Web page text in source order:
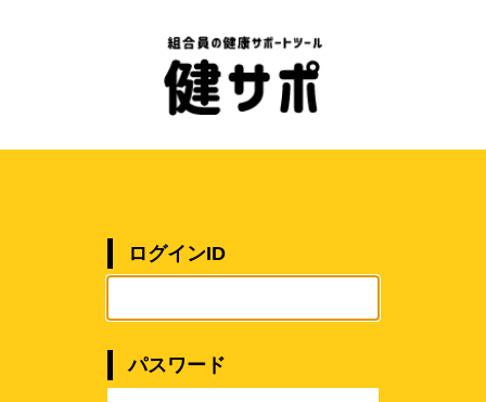
ログインID
パスワード